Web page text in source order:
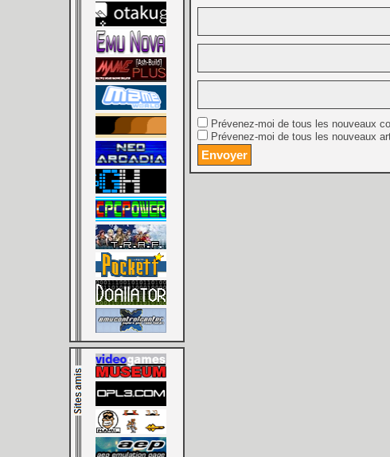
Prévenez-moi de tous les nouveaux
Prévenez-moi de tous les nouveaux